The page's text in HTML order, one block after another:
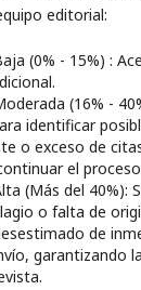
editorial:
(0% - 15%) :
(16% -
identificar
o exceso de
el
(Más del 40%):
o falta de
de
garantizando